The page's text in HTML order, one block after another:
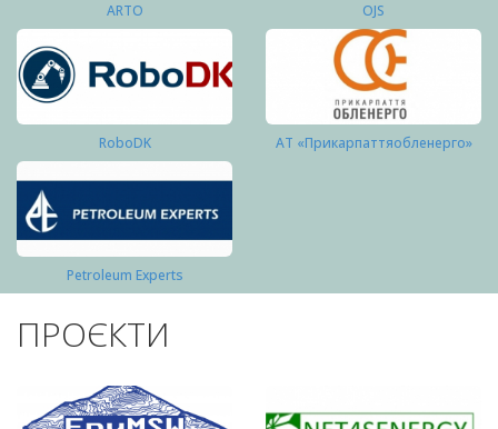
ARTO OJS
RoboDK АТ «Прикарпаттяобленерго»
Petroleum Experts
ПРОЄКТИ